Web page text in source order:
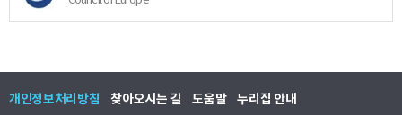
개인정보처리방침 찾아오시는 길 도움말 누리집 안내